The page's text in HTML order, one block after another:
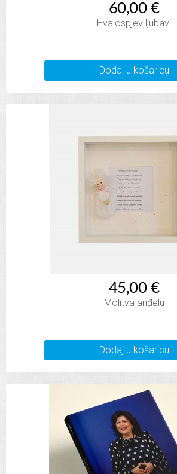
60,00 €
Hvalospjev ljubavi
Dodaj u košaricu
45,00 €
Molitva anđelu
Dodaj u košaricu